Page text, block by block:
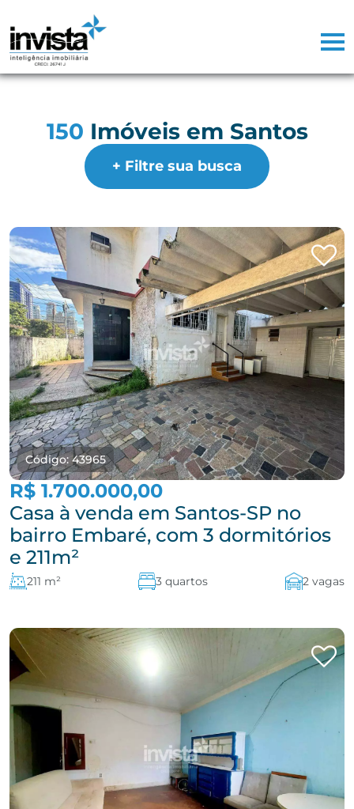
150 Imóveis em Santos
+ Filtre sua busca
Código: 43965
R$ 1.700.000,00
Casa à venda em Santos-SP no
bairro Embaré, com 3 dormitórios
e 211m²
211 m² 3 quartos 2 vagas